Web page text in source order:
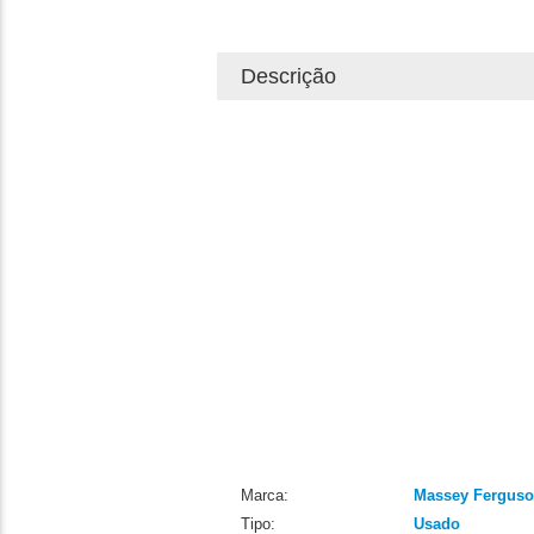
Descrição
Marca:
Massey
Tipo:
Usado